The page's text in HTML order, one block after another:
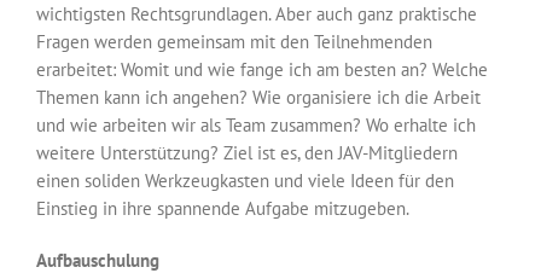
wichtigsten Rechtsgrundlagen. Aber auch ganz praktische
Fragen werden gemeinsam mit den Teilnehmenden
erarbeitet: Womit und wie fange ich am besten an? Welche
Themen kann ich angehen? Wie organisiere ich die Arbeit
und wie arbeiten wir als Team zusammen? Wo erhalte ich
weitere Unterstützung? Ziel ist es, den JAV-Mitgliedern
einen soliden Werkzeugkasten und viele Ideen für den
Einstieg in ihre spannende Aufgabe mitzugeben.
Aufbauschulung